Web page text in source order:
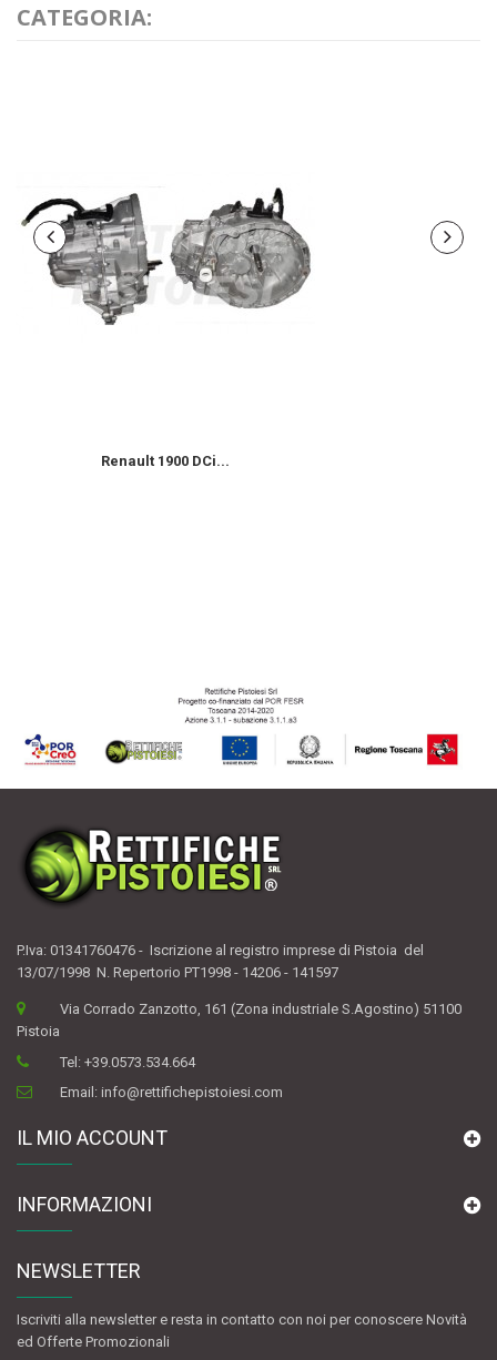
CATEGORIA:
Renault 1900 DCi...
P.Iva: 01341760476 - Iscrizione al registro imprese di Pistoia del
13/07/1998 N. Repertorio PT1998 - 14206 - 141597
Via Corrado Zanzotto, 161 (Zona industriale S.Agostino) 51100
Pistoia
Tel:+39.0573.534.664
Email:info@rettifichepistoiesi.com
IL MIO ACCOUNT
INFORMAZIONI
NEWSLETTER
Iscriviti alla newsletter e resta in contatto con noi per conoscere Novità
ed Offerte Promozionali